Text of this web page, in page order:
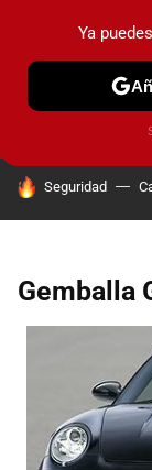
PRUEBAS
HOY SE HABLA
Seguridad
Gemballa
Ya